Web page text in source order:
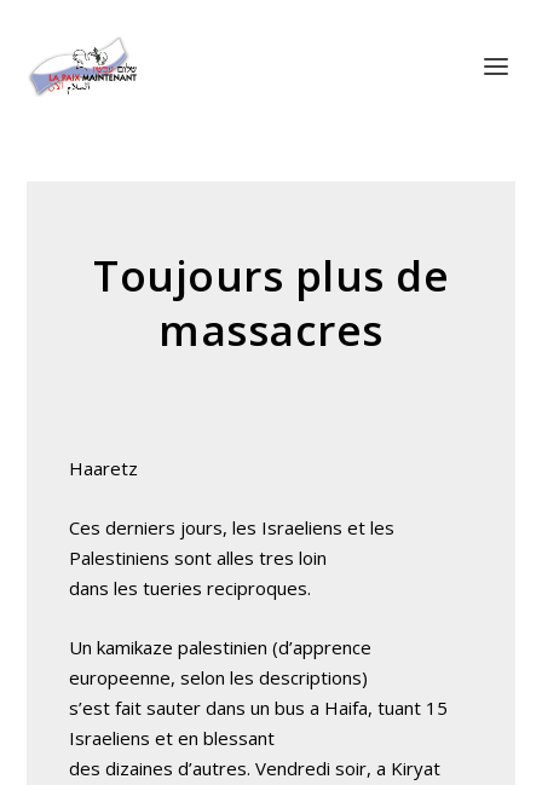
Toujours plus de
massacres
Haaretz
Ces derniers jours, les Israeliens et les
Palestiniens sont alles tres loin
dans les tueries reciproques.
Un kamikaze palestinien (d’apprence
europeenne, selon les descriptions)
s’est fait sauter dans un bus a Haifa, tuant 15
Israeliens et en blessant
des dizaines d’autres. Vendredi soir, a Kiryat